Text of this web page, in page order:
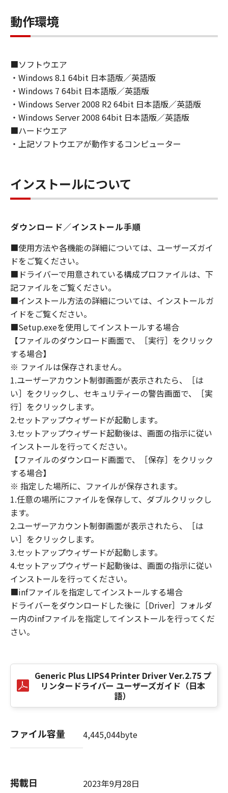
お客様は、「本ソフトウェア」に含まれるキヤ
ノンまたはキヤノンのライセンサーの著作権表
４．所有権
「本ソフトウェア」に係る権原および所有権
は、その内容によりキヤノンまたはキヤノンの
ライセンサーに帰属します。
５．輸出
トウェア」の全部または一部を、直接または間
接に輸出してはなりません。
キヤノン、キヤノンの子会社、関係会社、それ
のライセンサーは、お客様による「本ソフトウ
ェア」の使用を支援すること、および「本ソフ
トウェア」に対してアップデート、バグの修正
あるいはサポートを行うことについて、いかな
る責任も負うものではありません。
７．保証の否認・免責
(1) 「本ソフトウェア」は、『現状のまま』の
状態で使用許諾されます。キヤノン、キヤノン
のライセンサー、キヤノンの子会社、キヤノン
の関連会社、それらの販売代理店または販売店
のいずれも、「本ソフトウェア」に関して、商
品性および特定の目的への適合性の保証を含
め、いかなる保証も、明示たると黙示たるとを
問わず一切しないものとします。
(2) キヤノン、キヤノンのライセンサー、キヤノ
ンの子会社、キヤノンの関連会社、それらの販
売代理店または販売店のいずれも、「本ソフト
ウェア」の使用または使用不能から生ずるいか
なる損害（逸失利益およびその他の派生的また
は付随的な損害を含むがこれらに限定されない
認められる限り、一切の責任を負わないものと
します。たとえ、キヤノン、キヤノンのライセ
ンサー、キヤノンの子会社、キヤノンの関連会
社、それらの販売代理店または販売店がかかる
損害の可能性について知らされていた場合でも
同様です。
(3) キヤノン、キヤノンのライセンサー、キヤノ
ンの子会社、キヤノンの関連会社、それらの販
売代理店または販売店のいずれも、「本ソフト
ウェア」、または「本ソフトウェア」の使用に
ないものとします。
８．契約期間
(1) 本契約書は、お客様が、『同意』を示す下
フトウェア」をインストールした時点で発効
し、下記(2)または(3)により終了されるまで有
複製物のすべてを廃棄および消去することによ
り、本契約書を終了させることができます。
動作環境
■ソフトウエア
・Windows 8.1 64bit 日本語版／英語版
・Windows 7 64bit 日本語版／英語版
・Windows Server 2008 R2 64bit 日本語版／英語版
・Windows Server 2008 64bit 日本語版／英語版
■ハードウエア
・上記ソフトウエアが動作するコンピューター
インストールについて
ダウンロード／インストール手順
■使用方法や各機能の詳細については、ユーザーズガイ
ドをご覧ください。
■ドライバーで用意されている構成プロファイルは、下
記ファイルをご覧ください。
■インストール方法の詳細については、インストールガ
イドをご覧ください。
■Setup.exeを使用してインストールする場合
【ファイルのダウンロード画面で、［実行］をクリック
する場合】
※ ファイルは保存されません。
1.ユーザーアカウント制御画面が表示されたら、［は
い］をクリックし、セキュリティーの警告画面で、［実
行］をクリックします。
2.セットアップウィザードが起動します。
3.セットアップウィザード起動後は、画面の指示に従い
インストールを行ってください。
【ファイルのダウンロード画面で、［保存］をクリック
する場合】
※ 指定した場所に、ファイルが保存されます。
1.任意の場所にファイルを保存して、ダブルクリックし
ます。
2.ユーザーアカウント制御画面が表示されたら、［は
い］をクリックします。
3.セットアップウィザードが起動します。
4.セットアップウィザード起動後は、画面の指示に従い
インストールを行ってください。
■infファイルを指定してインストールする場合
ドライバーをダウンロードした後に［Driver］フォルダ
ー内のinfファイルを指定してインストールを行ってくだ
さい。
Generic Plus LIPS4 Printer Driver Ver.2.75 プ
リンタードライバー ユーザーズガイド（日本
語）
ファイル容量 4,445,044byte
掲載日 2023年9月28日